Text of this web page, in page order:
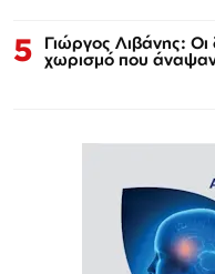
5 Γιώργος Λιβάνης: Οι
χωρισμό που άναψαν